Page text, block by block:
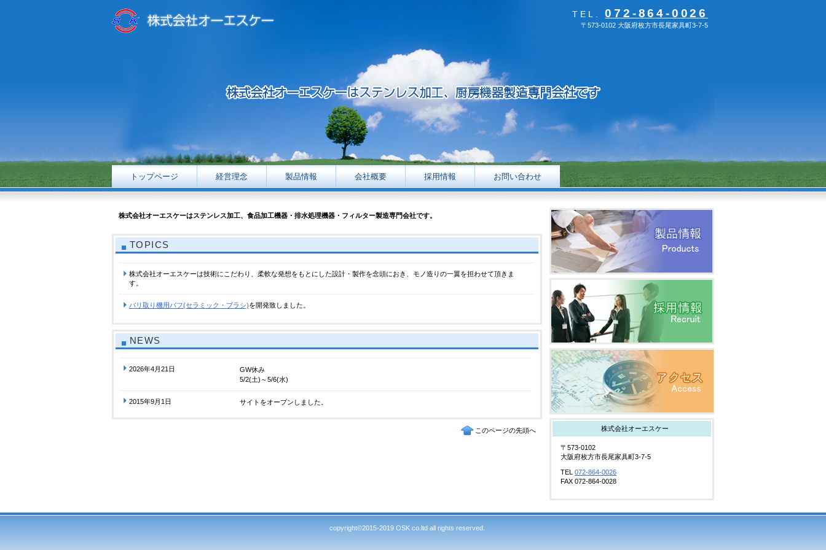
TEL.072-864-0026
〒573-0102 大阪府枚方市長尾家具町3-7-5
株式会社オーエスケーはステンレス加工、食品加工機器・排水処理機器・フィルター製造専門会社です。
TOPICS
株式会社オーエスケーは技術にこだわり、柔軟な発想をもとにした設計・製作を念頭におき、モノ造りの一翼を担わせて頂きま
す。
バリ取り機用バフ(セラミック・ブラシ)を開発致しました。
NEWS
2026年4月21日
GW休み
5/2(土)～5/6(水)
2015年9月1日 サイトをオープンしました。
このページの先頭へ
トップページ 経営理念 製品情報 会社概要 採用情報 お問い合わせ
株式会社オーエスケー
〒573-0102
大阪府枚方市長尾家具町3-7-5
TEL 072-864-0026
FAX 072-864-0028
copyright©2015-2019 OSK co.ltd all rights reserved.